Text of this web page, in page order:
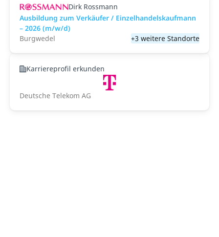
Dirk Rossmann
Ausbildung zum Verkäufer / Einzelhandelskaufmann
– 2026 (m/w/d)
Burgwedel
+3 weitere Standorte
Karriereprofil erkunden
Deutsche Telekom AG